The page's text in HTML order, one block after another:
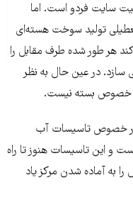
سایت فردو است. اما
تولید سوخت هسته‌ای
هر طور شده طرف مقابل را
در عین حال به نظر
خصوص بسته نیست.
در خصوص تاسیسات آب
و این تاسیسات هنوز تا راه
به آماده شدن مرکز یاد